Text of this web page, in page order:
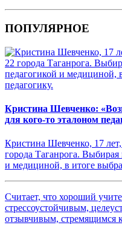
ПОПУЛЯРНОЕ
Кристина Шевченко:
для кого-то эталоном
Кристина Шевченко, 17
города Таганрога. Выбирая
и медициной, в итоге
Считает, что хороший
стрессоустойчивым,
отзывчивым, стремящимся